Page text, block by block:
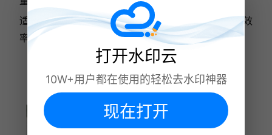
适用人群：跨境电商卖家、外贸从业者、追求合规与效
率的商家。
打开水印云
10W+用户都在使用的轻松去水印神器
现在打开